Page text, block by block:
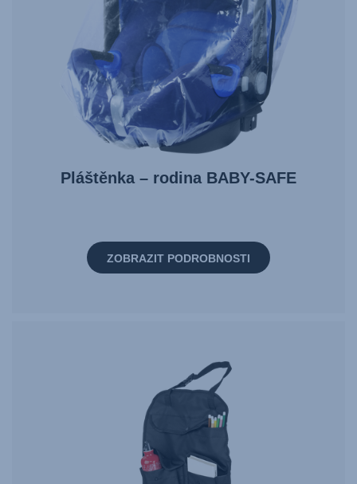
Pláštěnka – rodina BABY-SAFE
ZOBRAZIT PODROBNOSTI